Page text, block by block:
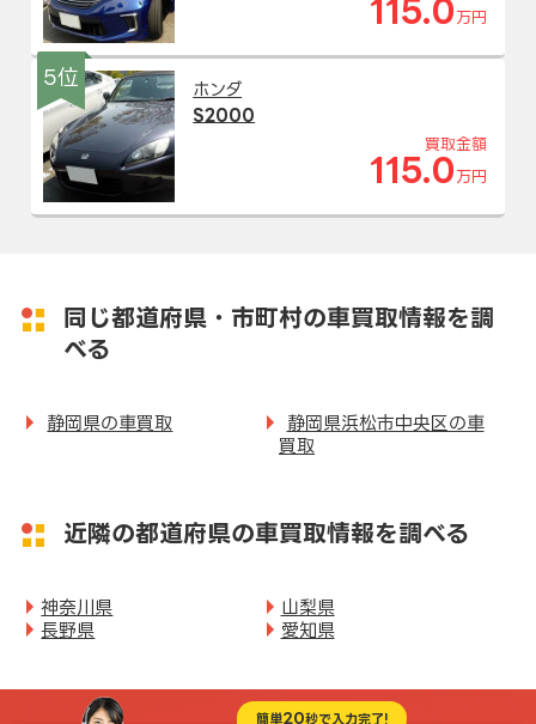
115.0 万円
5位
ホンダ
S2000
買取金額
115.0 万円
同じ都道府県・市町村の車買取情報を調
べる
静岡県の車買取
静岡県浜松市中央区の車
買取
近隣の都道府県の車買取情報を調べる
神奈川県
山梨県
長野県
愛知県
簡単20秒で入力完了!